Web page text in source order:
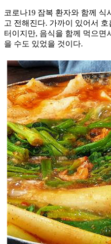
코로나19 잠복 환자와 함께
고 전해진다. 가까이 있어서
터이지만, 음식을 함께 먹으면
을 수도 있었을 것이다.